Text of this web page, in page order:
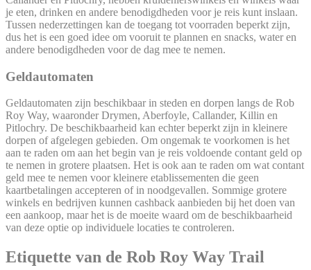
je eten, drinken en andere benodigdheden voor je reis kunt inslaan.
Tussen nederzettingen kan de toegang tot voorraden beperkt zijn,
dus het is een goed idee om vooruit te plannen en snacks, water en
andere benodigdheden voor de dag mee te nemen.
Geldautomaten
Geldautomaten zijn beschikbaar in steden en dorpen langs de Rob
Roy Way, waaronder Drymen, Aberfoyle, Callander, Killin en
Pitlochry. De beschikbaarheid kan echter beperkt zijn in kleinere
dorpen of afgelegen gebieden. Om ongemak te voorkomen is het
aan te raden om aan het begin van je reis voldoende contant geld op
te nemen in grotere plaatsen. Het is ook aan te raden om wat contant
geld mee te nemen voor kleinere etablissementen die geen
kaartbetalingen accepteren of in noodgevallen. Sommige grotere
winkels en bedrijven kunnen cashback aanbieden bij het doen van
een aankoop, maar het is de moeite waard om de beschikbaarheid
van deze optie op individuele locaties te controleren.
Etiquette van de Rob Roy Way Trail